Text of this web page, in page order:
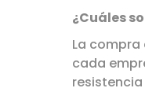
¿Cuáles
La
cada